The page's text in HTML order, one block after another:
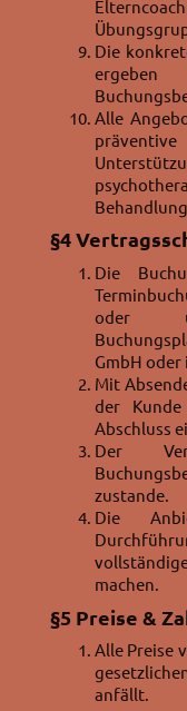
Die
Alle
Behandlung.
§4
Die
oder
GmbH
Mit
der
Abschluss
Der
zustande.
Die
machen.
§5 Preise &
Alle Preise
anfällt.